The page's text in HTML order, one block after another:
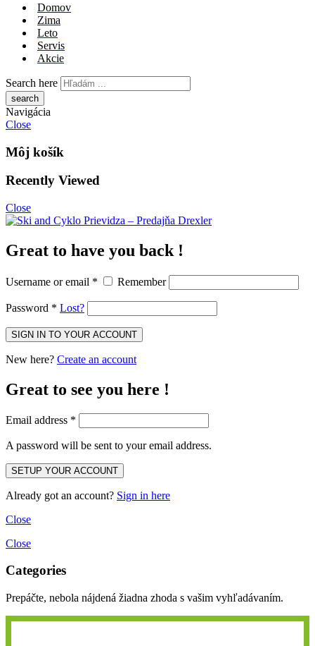
Domov
Zima
Leto
Servis
Akcie
Search here
Navigácia
Close
Môj košík
Recently Viewed
Close
Great to have you back !
Username or email * Remember
Password * Lost?
New here? Create an account
Great to see you here !
Email address *
A password will be sent to your email address.
Already got an account? Sign in here
Close
Close
Categories
Prepáčte, nebola nájdená žiadna zhoda s vašim vyhľadávaním.